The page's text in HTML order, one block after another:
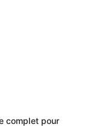
complet pour